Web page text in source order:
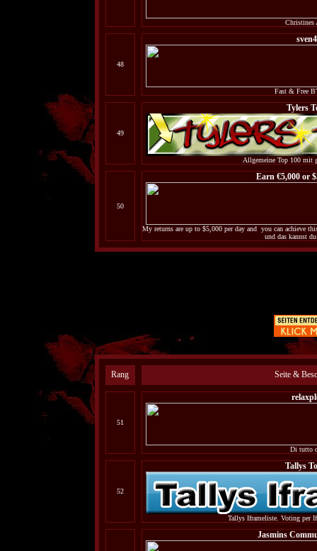
Christines
48
Fast & Free
49
Tylers
Allgemeine Top 100 mit
50
Earn €5,000 or
My returns are up to $5,000 per day and you can achieve
und das kannst
Rang Seite &
51
Di tutto
52
Tallys
Tallys Iframeliste. Voting per
Jasmins